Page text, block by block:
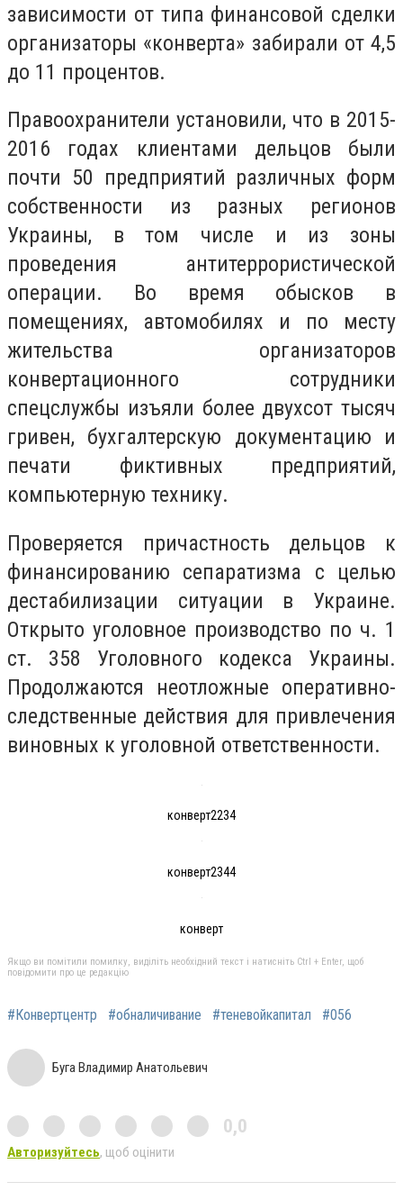
зависимости от типа финансовой сделки
организаторы «конверта» забирали от 4,5
до 11 процентов.
Правоохранители установили, что в 2015-
2016 годах клиентами дельцов были
почти 50 предприятий различных форм
собственности из разных регионов
Украины, в том числе и из зоны
проведения антитеррористической
операции. Во время обысков в
помещениях, автомобилях и по месту
жительства организаторов
конвертационного сотрудники
спецслужбы изъяли более двухсот тысяч
гривен, бухгалтерскую документацию и
печати фиктивных предприятий,
компьютерную технику.
Проверяется причастность дельцов к
финансированию сепаратизма с целью
дестабилизации ситуации в Украине.
Открыто уголовное производство по ч. 1
ст. 358 Уголовного кодекса Украины.
Продолжаются неотложные оперативно-
следственные действия для привлечения
виновных к уголовной ответственности.
конверт2234
конверт2344
конверт
Якщо ви помітили помилку, виділіть необхідний текст і натисніть Ctrl + Enter, щоб
повідомити про це редакцію
#Конвертцентр #обналичивание #теневойкапитал #056
Буга Владимир Анатольевич
0,0
Авторизуйтесь, щоб оцінити